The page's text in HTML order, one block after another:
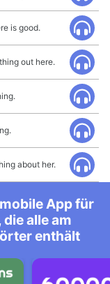
is good.
out here.
about her.
App für
alle am
enthält